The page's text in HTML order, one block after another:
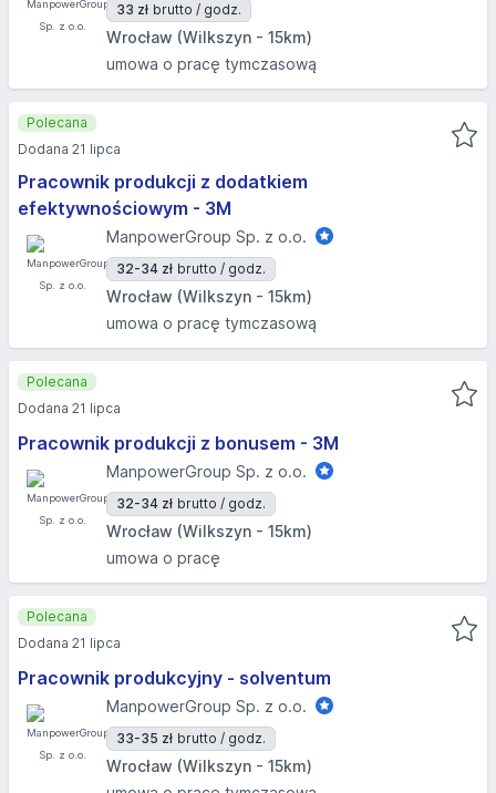
33 zł brutto / godz.
Wrocław (Wilkszyn - 15km)
umowa o pracę tymczasową
Pracownik produkcji z dodatkiem
efektywnościowym - 3M
ManpowerGroup Sp. z o.o.
32-34 zł brutto / godz.
Wrocław (Wilkszyn - 15km)
umowa o pracę tymczasową
Polecana
Dodana 21 lipca
Pracownik produkcji z bonusem - 3M
ManpowerGroup Sp. z o.o.
32-34 zł brutto / godz.
Wrocław (Wilkszyn - 15km)
umowa o pracę
Polecana
Dodana 21 lipca
Pracownik produkcyjny - solventum
ManpowerGroup Sp. z o.o.
33-35 zł brutto / godz.
Wrocław (Wilkszyn - 15km)
Polecana
Dodana 21 lipca